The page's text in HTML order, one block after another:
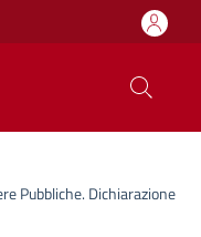
Pubbliche. Dichiarazione